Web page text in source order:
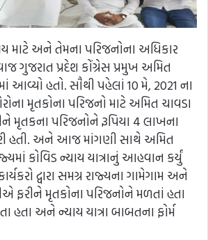
માટે અને તેમના પરિજનોના અધિકાર
ગુજરાત પ્રદેશ કોંગ્રેસ પ્રમુખ અમિત
આવ્યો હતો. સૌથી પહેલાં 10 મે, 2021 ના
મૃતકોના પરિજનો માટે અમિત ચાવડા
મૃતકના પરિજનોને રૂપિયા 4 લાખના
હતી. અને આજ માંગણી સાથે અમિત
કોવિડ ન્યાય યાત્રાનું આહવાન કર્યું
દ્વારા સમગ્ર રાજ્યના ગામેગામ અને
ફરીને મૃતકોના પરિજનોને મળતાં હતા
હતા અને ન્યાય યાત્રા બાબતના ફોર્મ